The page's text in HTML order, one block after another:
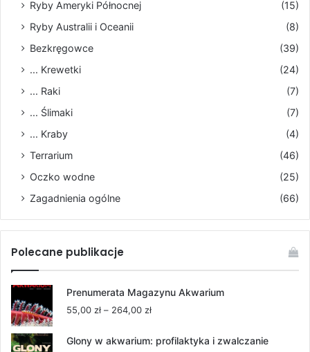
Ryby Ameryki Północnej
(15)
Ryby Australii i Oceanii
(8)
Bezkręgowce
(39)
... Krewetki
(24)
... Raki
(7)
... Ślimaki
(7)
... Kraby
(4)
Terrarium
(46)
Oczko wodne
(25)
Zagadnienia ogólne
(66)
Polecane publikacje
Prenumerata Magazynu Akwarium
55,00 zł – 264,00 złZakres
od
Glony w akwarium: profilaktyka i zwalczanie